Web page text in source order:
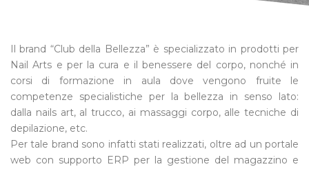
Il brand “Club della Bellezza” è specializzato in prodotti per
Nail Arts e per la cura e il benessere del corpo, nonché in
corsi di formazione in aula dove vengono fruite le
competenze specialistiche per la bellezza in senso lato:
dalla nails art, al trucco, ai massaggi corpo, alle tecniche di
depilazione, etc.
Per tale brand sono infatti stati realizzati, oltre ad un portale
web con supporto ERP per la gestione del magazzino e